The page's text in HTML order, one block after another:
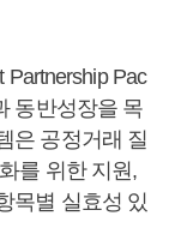
Partnership Pac
동반성장을 목
은 공정거래 질
를 위한 지원,
목별 실효성 있